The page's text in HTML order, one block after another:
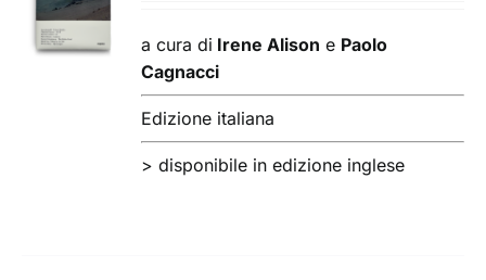
/
DETTAGLI
a cura di Irene Alison e Paolo
Cagnacci
Edizione italiana
> disponibile in edizione inglese